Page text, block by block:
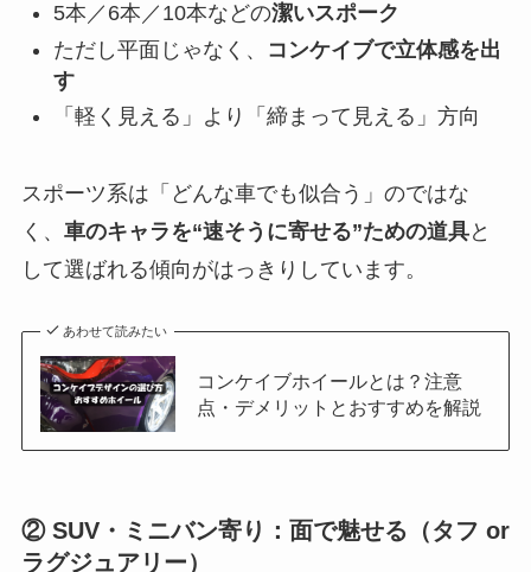
5本／6本／10本などの潔いスポーク
ただし平面じゃなく、
コンケイブで立体感を出
す
「軽く見える」より「締まって見える」方向
スポーツ系は「どんな車でも似合う」のではな
く、 車のキャラを“速そうに寄せる”ための道具と
して選ばれる傾向がはっきりしています。
あわせて読みたい
コンケイブホイールとは？注意
点・デメリットとおすすめを解説
② SUV・ミニバン寄り：面で魅せる（タフ or
ラグジュアリー）